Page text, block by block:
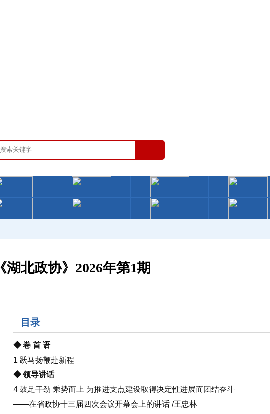
《湖北政协》2026年第1期
目录
◆ 卷 首 语
1 跃马扬鞭赴新程
◆ 领导讲话
4 鼓足干劲 乘势而上 为推进支点建设取得决定性进展而团结奋斗
——在省政协十三届四次会议开幕会上的讲话 /王忠林